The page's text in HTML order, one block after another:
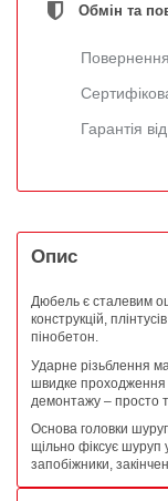
Обмін та
Гарантія
Опис
Дюбель є сталевим
конструкцій,
пінобетон.
Ударне різьблення
швидке проходження
демонтажу – просто
Основа головки
щільно фіксує шуруп
запобіжники,